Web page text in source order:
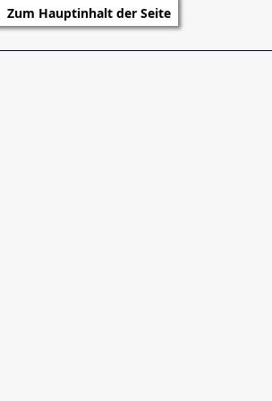
Zum Hauptinhalt der Seite